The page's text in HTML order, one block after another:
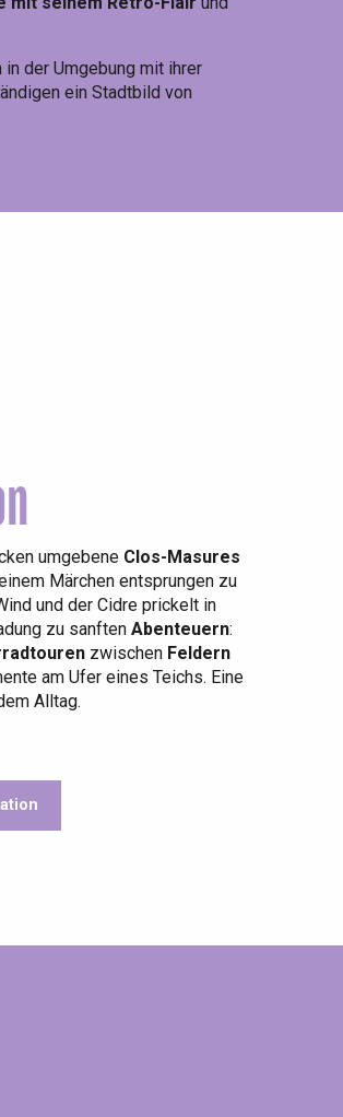
der Umgebung mit ihrer
ein Stadtbild von
umgebene Clos-Masures
Märchen entsprungen zu
und der Cidre prickelt in
zu sanften Abenteuern:
zwischen Feldern
am Ufer eines Teichs. Eine
Alltag.